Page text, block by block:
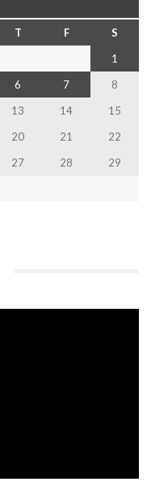
T F
S
1
6 7
8
13 14
15
20 21
22
27 28
29